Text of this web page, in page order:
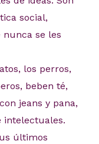
social,
se les
los perros,
beben té,
jeans y pana,
intelectuales.
últimos